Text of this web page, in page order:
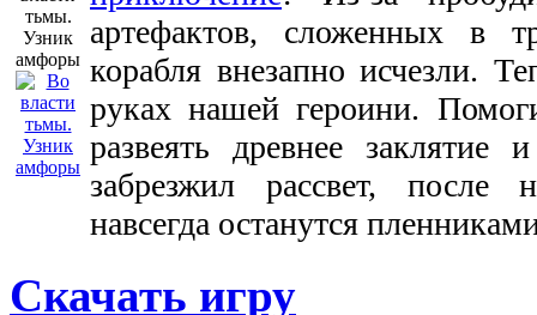
артефактов, сложенных в
корабля внезапно исчезли.
руках нашей героини.
развеять древнее
забрезжил рассвет, после
навсегда останутся
Скачать игру